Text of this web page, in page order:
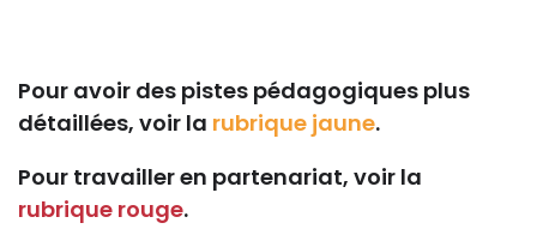
Pour avoir des pistes pédagogiques plus
détaillées, voir la rubrique jaune.
Pour travailler en partenariat, voir la
rubrique rouge.